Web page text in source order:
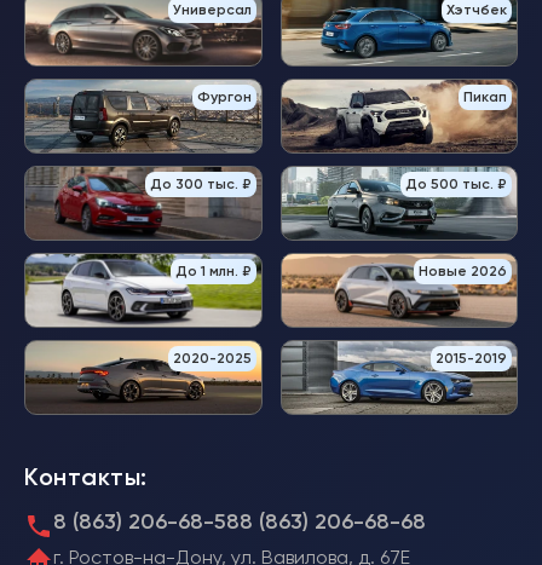
Универсал Хэтчбек
Фургон Пикап
До 300 тыс. ₽ До 500 тыс. ₽
До 1 млн. ₽ Новые 2026
2020-2025 2015-2019
Контакты:
8 (863) 206-68-588 (863) 206-68-68
г. Ростов-на-Дону, ул. Вавилова, д. 67Е